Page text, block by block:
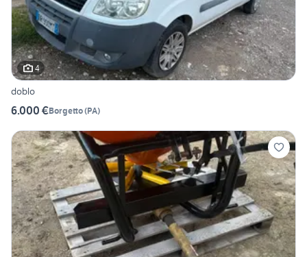
4
doblo
6.000 €Borgetto(PA)